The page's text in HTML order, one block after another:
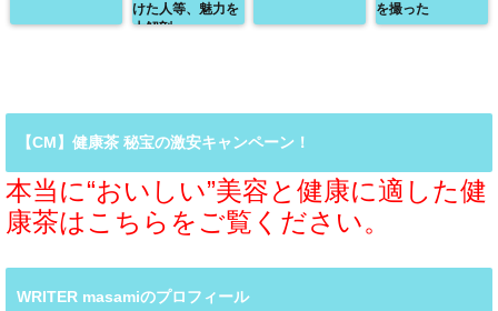
けた人等、魅力を
大解剖
を撮った
【CM】健康茶 秘宝の激安キャンペーン！
本当に“おいしい”美容と健康に適した健
康茶はこちらをご覧ください。
WRITER masamiのプロフィール